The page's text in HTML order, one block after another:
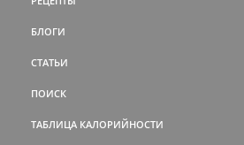
БЛОГИ
СТАТЬИ
ПОИСК
ТАБЛИЦА КАЛОРИЙНОСТИ